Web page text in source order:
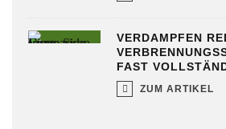
VERDAMPFEN
FAST
ZUM ARTIKEL